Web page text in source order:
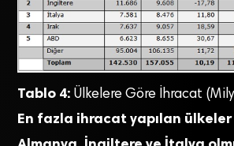
Tablo 4: Ülkelere Göre İhracat
En fazla ihracat yapılan ülkeler